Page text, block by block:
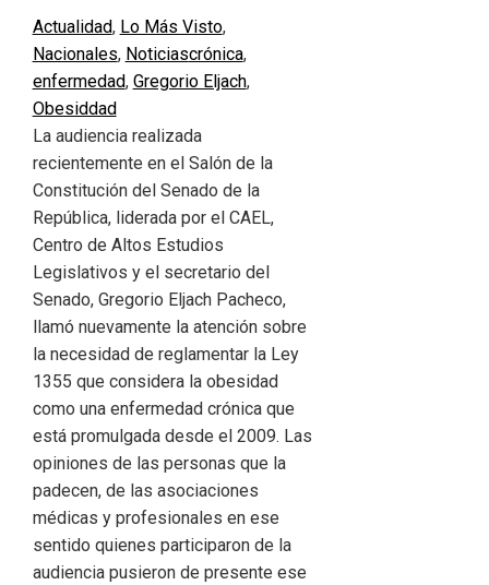
Actualidad, Lo Más Visto,
Nacionales, Noticiascrónica,
enfermedad, Gregorio Eljach,
Obesiddad
La audiencia realizada
recientemente en el Salón de la
Constitución del Senado de la
República, liderada por el CAEL,
Centro de Altos Estudios
Legislativos y el secretario del
Senado, Gregorio Eljach Pacheco,
llamó nuevamente la atención sobre
la necesidad de reglamentar la Ley
1355 que considera la obesidad
como una enfermedad crónica que
está promulgada desde el 2009. Las
opiniones de las personas que la
padecen, de las asociaciones
médicas y profesionales en ese
sentido quienes participaron de la
audiencia pusieron de presente ese